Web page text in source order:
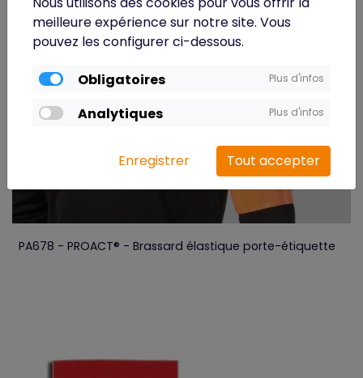
PA678 - PROACT® - Brassard élastique porte-étiquette
meilleure expérience sur notre site. Vous
pouvez les configurer ci-dessous.
Obligatoires Plus d'infos
Analytiques Plus d'infos
Enregistrer Tout accepter